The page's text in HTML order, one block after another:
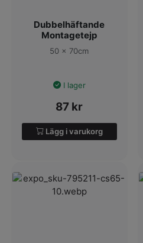
Dubbelhäftande
Montagetejp
50 x 70cm
I lager
87 kr
Lägg i varukorg